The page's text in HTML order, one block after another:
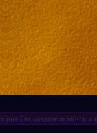
создателя манги а